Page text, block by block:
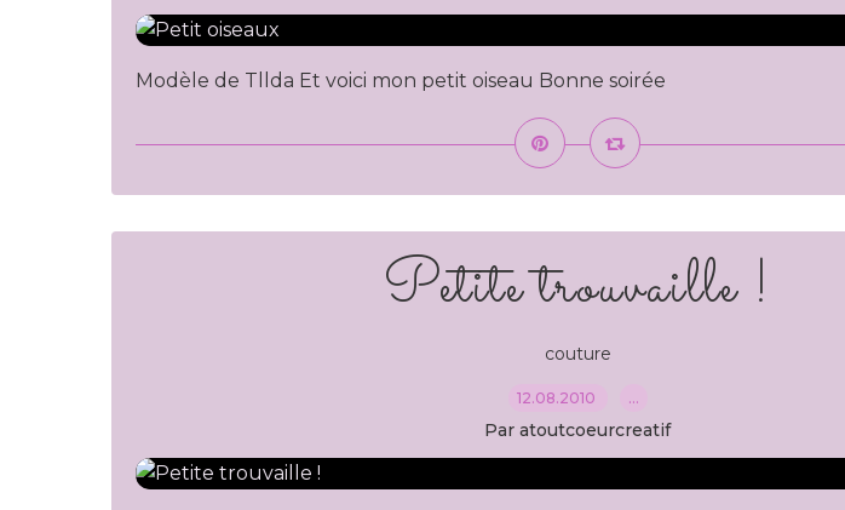
Modèle de Tllda Et voici mon petit oiseau Bonne soirée
Petite trouvaille !
couture
12.08.2010 …
Par atoutcoeurcreatif